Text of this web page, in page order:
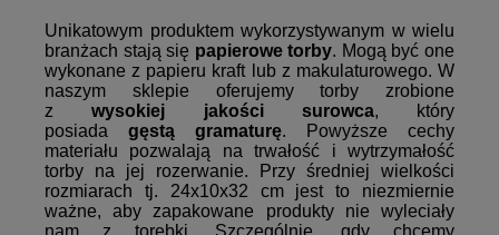
Unikatowym produktem wykorzystywanym w wielu
branżach stają się papierowe torby. Mogą być one
wykonane z papieru kraft lub z makulaturowego. W
naszym sklepie oferujemy torby zrobione
zwysokiej jakości surowca, który
posiada gęstą gramaturę. Powyższe cechy
materiału pozwalają na trwałość i wytrzymałość
torby na jej rozerwanie. Przy średniej wielkości
rozmiarach tj. 24x10x32 cm jest to niezmiernie
ważne, aby zapakowane produkty nie wyleciały